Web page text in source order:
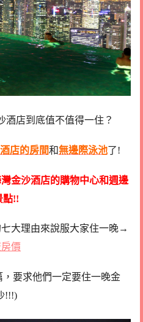
酒店到底值不值得一住？
店的房間和無邊際泳池了!
金沙酒店的購物中心和週邊
點!!
大理由來說服大家住一晚→
價
要求他們一定要住一晚金
!!!)